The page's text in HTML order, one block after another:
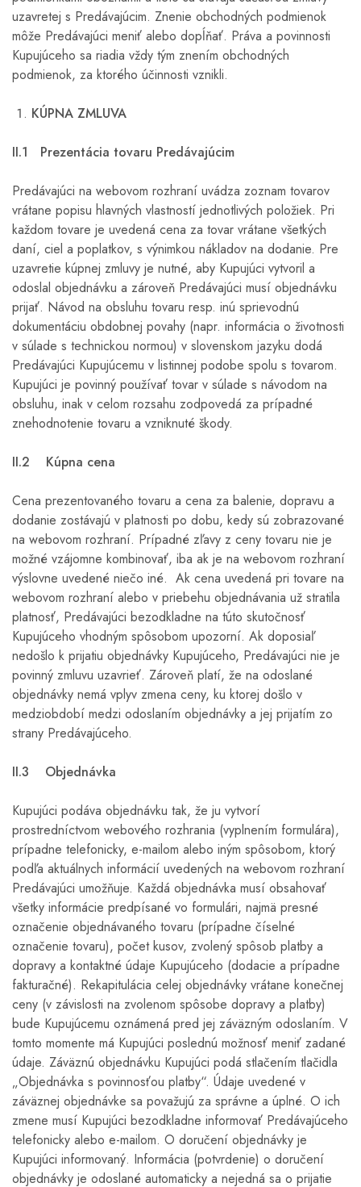
uzavretej s Predávajúcim. Znenie obchodných podmienok
môže Predávajúci meniť alebo dopĺňať. Práva a povinnosti
Kupujúceho sa riadia vždy tým znením obchodných
podmienok, za ktorého účinnosti vznikli.
KÚPNA ZMLUVA
II.1 Prezentácia tovaru Predávajúcim
Predávajúci na webovom rozhraní uvádza zoznam tovarov
vrátane popisu hlavných vlastností jednotlivých položiek. Pri
každom tovare je uvedená cena za tovar vrátane všetkých
daní, ciel a poplatkov, s výnimkou nákladov na dodanie. Pre
uzavretie kúpnej zmluvy je nutné, aby Kupujúci vytvoril a
odoslal objednávku a zároveň Predávajúci musí objednávku
prijať. Návod na obsluhu tovaru resp. inú sprievodnú
dokumentáciu obdobnej povahy (napr. informácia o životnosti
v súlade s technickou normou) v slovenskom jazyku dodá
Predávajúci Kupujúcemu v listinnej podobe spolu s tovarom.
Kupujúci je povinný používať tovar v súlade s návodom na
obsluhu, inak v celom rozsahu zodpovedá za prípadné
znehodnotenie tovaru a vzniknuté škody.
II.2 Kúpna cena
Cena prezentovaného tovaru a cena za balenie, dopravu a
dodanie zostávajú v platnosti po dobu, kedy sú zobrazované
na webovom rozhraní. Prípadné zľavy z ceny tovaru nie je
možné vzájomne kombinovať, iba ak je na webovom rozhraní
výslovne uvedené niečo iné. Ak cena uvedená pri tovare na
webovom rozhraní alebo v priebehu objednávania už stratila
platnosť, Predávajúci bezodkladne na túto skutočnosť
Kupujúceho vhodným spôsobom upozorní. Ak doposiaľ
nedošlo k prijatiu objednávky Kupujúceho, Predávajúci nie je
povinný zmluvu uzavrieť. Zároveň platí, že na odoslané
objednávky nemá vplyv zmena ceny, ku ktorej došlo v
medziobdobí medzi odoslaním objednávky a jej prijatím zo
strany Predávajúceho.
II.3 Objednávka
Kupujúci podáva objednávku tak, že ju vytvorí
prostredníctvom webového rozhrania (vyplnením formulára),
prípadne telefonicky, e-mailom alebo iným spôsobom, ktorý
podľa aktuálnych informácií uvedených na webovom rozhraní
Predávajúci umožňuje. Každá objednávka musí obsahovať
všetky informácie predpísané vo formulári, najmä presné
označenie objednávaného tovaru (prípadne číselné
označenie tovaru), počet kusov, zvolený spôsob platby a
dopravy a kontaktné údaje Kupujúceho (dodacie a prípadne
fakturačné). Rekapitulácia celej objednávky vrátane konečnej
ceny (v závislosti na zvolenom spôsobe dopravy a platby)
bude Kupujúcemu oznámená pred jej záväzným odoslaním. V
tomto momente má Kupujúci poslednú možnosť meniť zadané
údaje. Záväznú objednávku Kupujúci podá stlačením tlačidla
„Objednávka s povinnosťou platby“. Údaje uvedené v
záväznej objednávke sa považujú za správne a úplné. O ich
zmene musí Kupujúci bezodkladne informovať Predávajúceho
telefonicky alebo e-mailom. O doručení objednávky je
Kupujúci informovaný. Informácia (potvrdenie) o doručení
objednávky je odoslané automaticky a nejedná sa o prijatie